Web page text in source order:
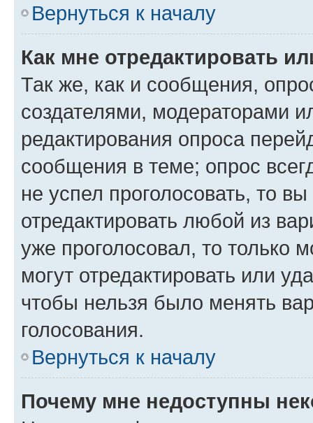
Вернуться к началу
Как мне отредактировать
Так же, как и сообщения,
создателями, модераторами
редактирования опроса
сообщения в теме; опрос
не успел проголосовать, то
отредактировать любой из
уже проголосовал, то только
могут отредактировать или
чтобы нельзя было менять
голосования.
Вернуться к началу
Почему мне недоступны